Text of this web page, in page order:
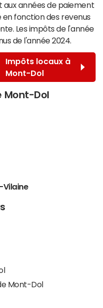
années de paiement
en fonction des revenus
Les impôts de l'année
de l'année 2024.
Impôts locaux à
Mont-Dol
Mont-Dol
Vilaine
Mont-Dol